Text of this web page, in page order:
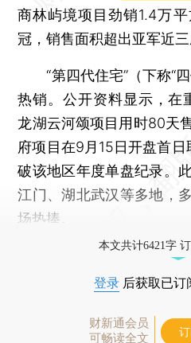
商林屿境项目劲销1.4万
冠，销售面积超出亚军近三
“第四代住宅”（下称“四
热销。公开资料显示，在
龙湖云河颂项目用时80天
府项目在9月15日开盘首
破该地区年度单盘纪录。
江门、湖北武汉等多地，
场热捧。
本文共计6421字
登录 后获取已订
财新通会员
可畅读全文